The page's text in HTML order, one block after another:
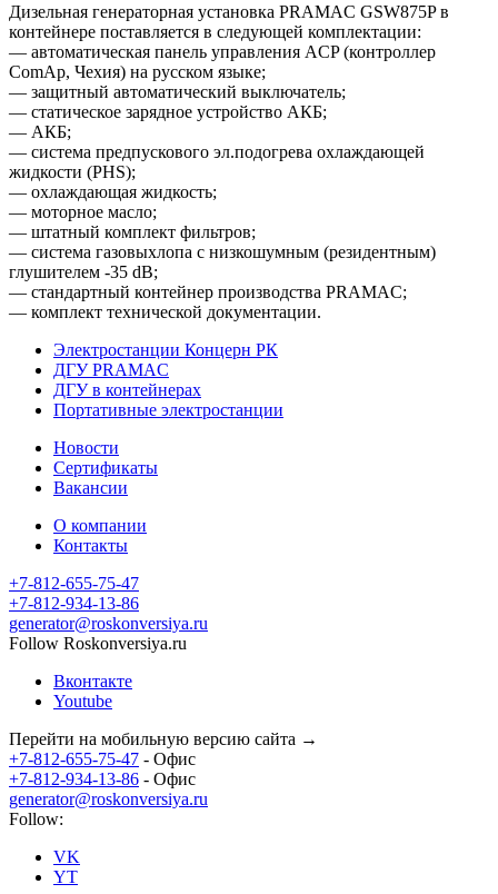
Дизельная генераторная установка PRAMAC GSW875P в
контейнере поставляется в следующей комплектации:
— автоматическая панель управления ACP (контроллер
ComAp, Чехия) на русском языке;
— защитный автоматический выключатель;
— статическое зарядное устройство АКБ;
— АКБ;
— система предпускового эл.подогрева охлаждающей
жидкости (PHS);
— охлаждающая жидкость;
— моторное масло;
— штатный комплект фильтров;
— система газовыхлопа с низкошумным (резидентным)
глушителем -35 dB;
— стандартный контейнер производства PRAMAC;
— комплект технической документации.
Электростанции Концерн РК
ДГУ PRAMAC
ДГУ в контейнерах
Портативные электростанции
Новости
Сертификаты
Вакансии
О компании
Контакты
+7-812-655-75-47
+7-812-934-13-86
generator@roskonversiya.ru
Follow Roskonversiya.ru
Вконтакте
Youtube
Перейти на мобильную версию сайта →
+7-812-655-75-47 - Офис
+7-812-934-13-86 - Офис
generator@roskonversiya.ru
Follow:
VK
YT